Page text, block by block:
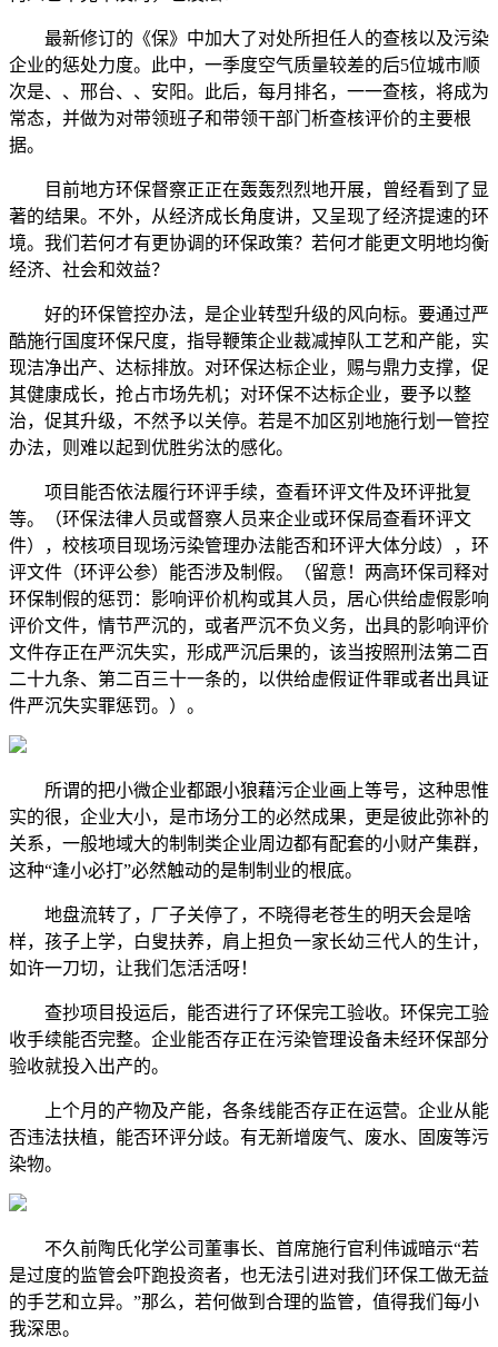
最新修订的《保》中加大了对处所担任人的查核以及污染
企业的惩处力度。此中，一季度空气质量较差的后5位城市顺
次是、、邢台、、安阳。此后，每月排名，一一查核，将成为
常态，并做为对带领班子和带领干部门析查核评价的主要根
据。
目前地方环保督察正正在轰轰烈烈地开展，曾经看到了显
著的结果。不外，从经济成长角度讲，又呈现了经济提速的环
境。我们若何才有更协调的环保政策？若何才能更文明地均衡
经济、社会和效益？
好的环保管控办法，是企业转型升级的风向标。要通过严
酷施行国度环保尺度，指导鞭策企业裁减掉队工艺和产能，实
现洁净出产、达标排放。对环保达标企业，赐与鼎力支撑，促
其健康成长，抢占市场先机；对环保不达标企业，要予以整
治，促其升级，不然予以关停。若是不加区别地施行划一管控
办法，则难以起到优胜劣汰的感化。
项目能否依法履行环评手续，查看环评文件及环评批复
等。（环保法律人员或督察人员来企业或环保局查看环评文
件），校核项目现场污染管理办法能否和环评大体分歧），环
评文件（环评公参）能否涉及制假。（留意！两高环保司释对
环保制假的惩罚：影响评价机构或其人员，居心供给虚假影响
评价文件，情节严沉的，或者严沉不负义务，出具的影响评价
文件存正在严沉失实，形成严沉后果的，该当按照刑法第二百
二十九条、第二百三十一条的，以供给虚假证件罪或者出具证
件严沉失实罪惩罚。）。
所谓的把小微企业都跟小狼藉污企业画上等号，这种思惟
实的很，企业大小，是市场分工的必然成果，更是彼此弥补的
关系，一般地域大的制制类企业周边都有配套的小财产集群，
这种“逢小必打”必然触动的是制制业的根底。
地盘流转了，厂子关停了，不晓得老苍生的明天会是啥
样，孩子上学，白叟扶养，肩上担负一家长幼三代人的生计，
如许一刀切，让我们怎活活呀！
查抄项目投运后，能否进行了环保完工验收。环保完工验
收手续能否完整。企业能否存正在污染管理设备未经环保部分
验收就投入出产的。
上个月的产物及产能，各条线能否存正在运营。企业从能
否违法扶植，能否环评分歧。有无新增废气、废水、固废等污
染物。
不久前陶氏化学公司董事长、首席施行官利伟诚暗示“若
是过度的监管会吓跑投资者，也无法引进对我们环保工做无益
的手艺和立异。”那么，若何做到合理的监管，值得我们每小
我深思。